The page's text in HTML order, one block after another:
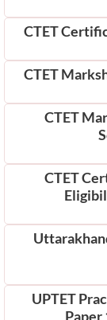
CTET
CTET
CTET
CTET
UPTET
Paper